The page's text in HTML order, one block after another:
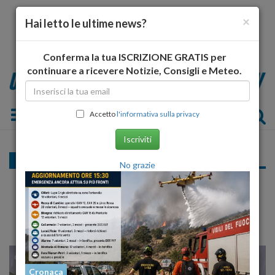
Toggle navigation
"Innamorati Edilizia" L'Aquila dopo 65 anni si
trasforma in Spa
MILANO 26 35
×
Hai letto le ultime news?
Conferma la tua ISCRIZIONE GRATIS per
continuare a ricevere Notizie, Consigli e Meteo.
Accettol'informativa sulla privacy
Iscriviti
No grazie
Cronaca